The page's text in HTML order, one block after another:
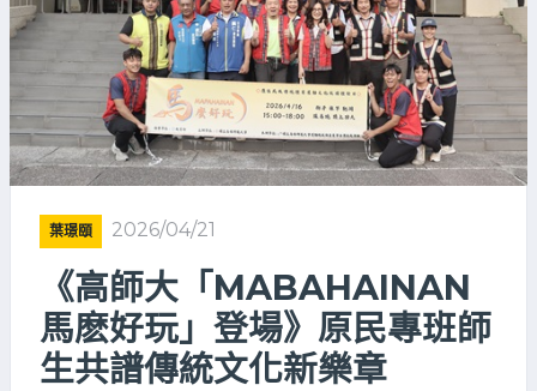
葉璟頤 2026/04/21
《高師大「MABAHAINAN
馬麽好玩」登場》原民專班師
生共譜傳統文化新樂章